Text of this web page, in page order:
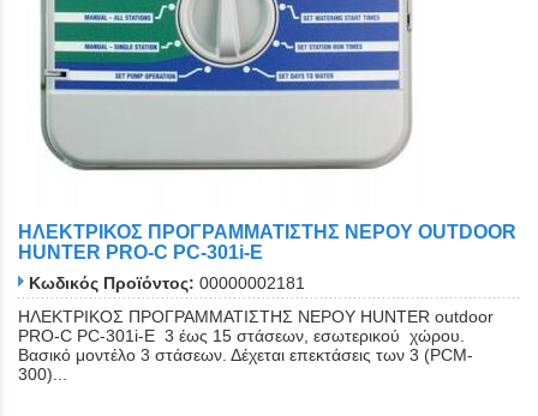
ΗΛΕΚΤΡΙΚΟΣ ΠΡΟΓΡΑΜΜΑΤΙΣΤΗΣ ΝΕΡΟΥ OUTDOOR
HUNTER PRO-C PC-301i-E
Κωδικός Προϊόντος: 00000002181
ΗΛΕΚΤΡΙΚΟΣ ΠΡΟΓΡΑΜΜΑΤΙΣΤΗΣ ΝΕΡΟΥ HUNTER outdoor
PRO-C PC-301i-E 3 έως 15 στάσεων, εσωτερικού χώρου.
Βασικό μοντέλο 3 στάσεων. Δέχεται επεκτάσεις των 3 (PCM-
300)...